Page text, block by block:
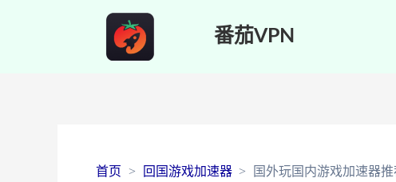
番茄VPN
首页 回国游戏加速器 国外玩国内游戏加速器